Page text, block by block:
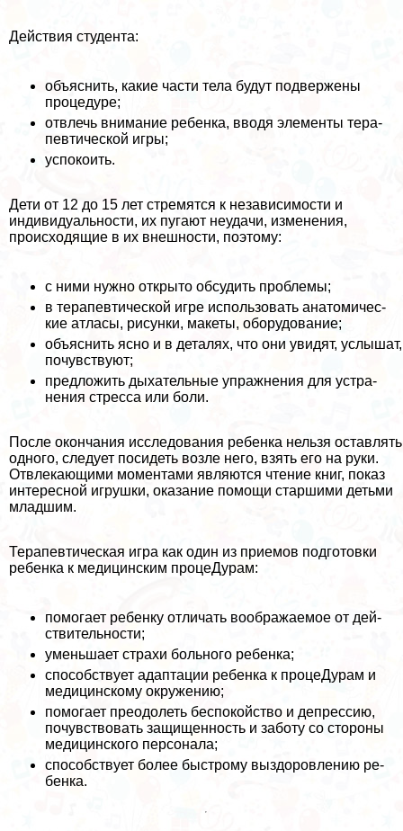
Действия студента:
объяснить, какие части тела будут подвержены
процедуре;
отвлечь внимание ребенка, вводя элементы тера­
певтической игры;
успокоить.
Дети от 12 до 15 лет стремятся к независимости и
индивидуальности, их пугают неудачи, изменения,
происходящие в их внешности, поэтому:
с ними нужно открыто обсудить проблемы;
в терапевтической игре использовать анатомичес­
кие атласы, рисунки, макеты, оборудование;
объяснить ясно и в деталях, что они увидят, услышат,
почувствуют;
предложить дыхательные упражнения для устра­
нения стресса или боли.
После окончания исследования ребенка нельзя ос­тавлять
одного, следует посидеть возле него, взять его на руки.
Отвлекающими моментами являются чтение книг, показ
интересной игрушки, оказание помощи старшими детьми
младшим.
Терапевтическая игра как один из приемов подго­товки
ребенка к медицинским процеДypaм:
помогает ребенку отличать воображаемое от дей­
ствительности;
уменьшает страхи больного ребенка;
способствует адаптации ребенка к процеДypaм и
медицинскому окружению;
помогает преодолеть беспокойство и депрессию,
почувствовать защищенность и заботу со сторо­ны
медицинского персонала;
способствует более быстрому выздоровлению ре­
бенка.